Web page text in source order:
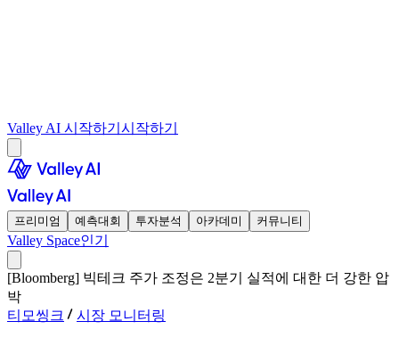
Valley AI 시작하기 시작하기
프리미엄 예측대회 투자분석 아카데미 커뮤니티
Valley Space인기
[Bloomberg] 빅테크 주가 조정은 2분기 실적에 대한 더 강한 압
박
티모씽크
시장 모니터링